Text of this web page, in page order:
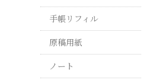
手帳リフィル
原稿用紙
ノート